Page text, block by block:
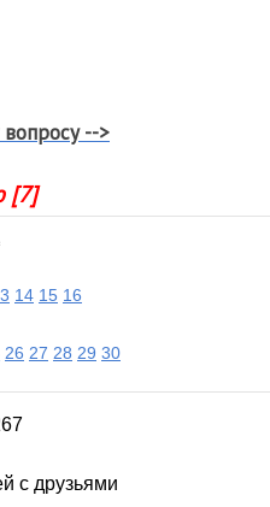
-->
[7]
14 15 16
26 27 28 29 30
с друзьями